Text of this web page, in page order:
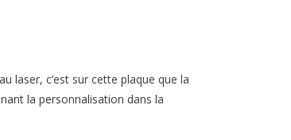
laser, c’est sur cette plaque que la
la personnalisation dans la